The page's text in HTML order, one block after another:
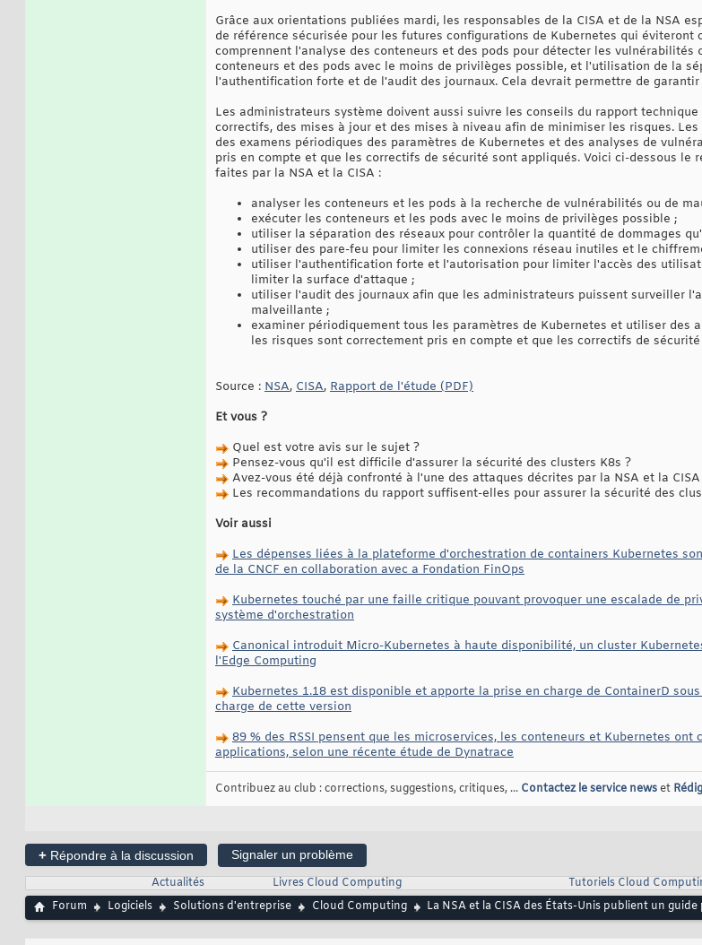
Grâce aux orientations publiées mardi, les responsables de la CISA et de la NSA
de référence sécurisée pour les futures configurations de Kubernetes qui
comprennent l'analyse des conteneurs et des pods pour détecter les vulnérabilités
conteneurs et des pods avec le moins de privilèges possible, et l'utilisation de la
l'authentification forte et de l'audit des journaux. Cela devrait permettre de
Les administrateurs système doivent aussi suivre les conseils du rapport
correctifs, des mises à jour et des mises à niveau afin de minimiser les risques.
des examens périodiques des paramètres de Kubernetes et des analyses de
pris en compte et que les correctifs de sécurité sont appliqués. Voici ci-dessous le
faites par la NSA et la CISA :
analyser les conteneurs et les pods à la recherche de vulnérabilités ou de
exécuter les conteneurs et les pods avec le moins de privilèges possible ;
utiliser la séparation des réseaux pour contrôler la quantité de dommages
utiliser des pare-feu pour limiter les connexions réseau inutiles et le
utiliser l'authentification forte et l'autorisation pour limiter l'accès des
limiter la surface d'attaque ;
utiliser l'audit des journaux afin que les administrateurs puissent surveiller
malveillante ;
examiner périodiquement tous les paramètres de Kubernetes et utiliser des
les risques sont correctement pris en compte et que les correctifs de
Source : NSA, CISA, Rapport de l'étude (PDF)
Et vous ?
Quel est votre avis sur le sujet ?
Pensez-vous qu'il est difficile d'assurer la sécurité des clusters K8s ?
Avez-vous été déjà confronté à l'une des attaques décrites par la NSA et la CISA
Les recommandations du rapport suffisent-elles pour assurer la sécurité des
Voir aussi
Les dépenses liées à la plateforme d'orchestration de containers Kubernetes
de la CNCF en collaboration avec a Fondation FinOps
Kubernetes touché par une faille critique pouvant provoquer une escalade de
système d'orchestration
Canonical introduit Micro-Kubernetes à haute disponibilité, un cluster
l'Edge Computing
Kubernetes 1.18 est disponible et apporte la prise en charge de ContainerD
charge de cette version
89 % des RSSI pensent que les microservices, les conteneurs et Kubernetes
applications, selon une récente étude de Dynatrace
Contribuez au club : corrections, suggestions, critiques, ... Contactez le service newset
+ Répondre à la discussion
Signaler un problème
Actualités
Livres Cloud Computing
Tutoriels Cloud
Forum
Logiciels Solutions d'entreprise Cloud Computing La NSA et la CISA des États-Unis publient un